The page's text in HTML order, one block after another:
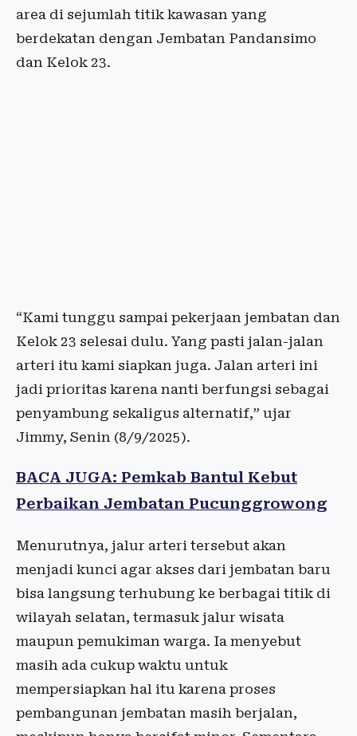
area di sejumlah titik kawasan yang
berdekatan dengan Jembatan Pandansimo
dan Kelok 23.
“Kami tunggu sampai pekerjaan jembatan dan
Kelok 23 selesai dulu. Yang pasti jalan-jalan
arteri itu kami siapkan juga. Jalan arteri ini
jadi prioritas karena nanti berfungsi sebagai
penyambung sekaligus alternatif,” ujar
Jimmy, Senin (8/9/2025).
BACA JUGA: Pemkab Bantul Kebut
Perbaikan Jembatan Pucunggrowong
Menurutnya, jalur arteri tersebut akan
menjadi kunci agar akses dari jembatan baru
bisa langsung terhubung ke berbagai titik di
wilayah selatan, termasuk jalur wisata
maupun pemukiman warga. Ia menyebut
masih ada cukup waktu untuk
mempersiapkan hal itu karena proses
pembangunan jembatan masih berjalan,